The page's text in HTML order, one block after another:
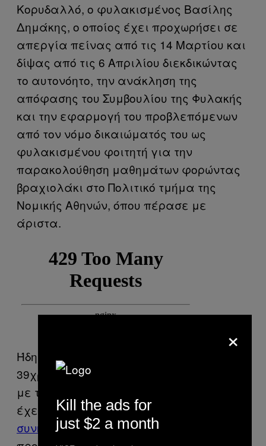
Κορυδαλλό, ο φυλακισμένος Βασίλης
Δημάκης, ο οποίος έχει προχωρήσει σε
απεργία πείνας από τις 14 Μαρτίου και
δίψας από τις 6 Απριλίου διεκδικώντας
το αυτονόητο, την ανάκληση της
απόφασης του Συμβουλίου της Φυλακής
και την εφαρμογή του προβλεπόμενων
από τον νόμο δικαιώματός του ως
φυλακισμένου φοιτητή για την
παρακολούθηση μαθημάτων φορώντας
βραχιολάκι στο Πολιτικό τμήμα της
Νομικής Αθηνών, όπου πέρασε με
άριστα.
Ήδη η κατάσταση της υγείας του
39χρονου είναι ιδιαίτερα επιβαρυμένη
με το Υπουργείο Δικαιοσύνης να μην
έχει αντιδράσει στααίτηματα της
συνηγόρου του, αιτήματα που
×
Kill the ads for
just $2 a month